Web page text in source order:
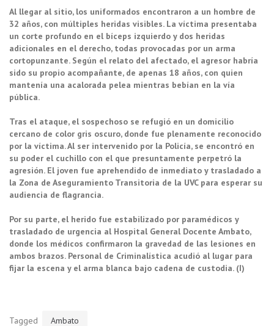
Al llegar al sitio, los uniformados encontraron a un hombre de
32 años, con múltiples heridas visibles. La víctima presentaba
un corte profundo en el bíceps izquierdo y dos heridas
adicionales en el derecho, todas provocadas por un arma
cortopunzante. Según el relato del afectado, el agresor habría
sido su propio acompañante, de apenas 18 años, con quien
mantenía una acalorada pelea mientras bebían en la vía
pública.
Tras el ataque, el sospechoso se refugió en un domicilio
cercano de color gris oscuro, donde fue plenamente reconocido
por la víctima. Al ser intervenido por la Policía, se encontró en
su poder el cuchillo con el que presuntamente perpetró la
agresión. El joven fue aprehendido de inmediato y trasladado a
la Zona de Aseguramiento Transitoria de la UVC para esperar su
audiencia de flagrancia.
Por su parte, el herido fue estabilizado por paramédicos y
trasladado de urgencia al Hospital General Docente Ambato,
donde los médicos confirmaron la gravedad de las lesiones en
ambos brazos. Personal de Criminalística acudió al lugar para
fijar la escena y el arma blanca bajo cadena de custodia. (I)
Tagged Ambato